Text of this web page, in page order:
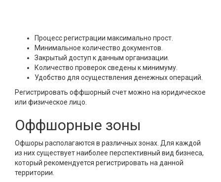
Процесс регистрации максимально прост.
Минимальное количество документов.
Закрытый доступ к данным организации.
Количество проверок сведены к минимуму.
Удобство для осуществления денежных операций.
Регистрировать оффшорный счет можно на юридическое
или физическое лицо.
Оффшорные зоны
Офшоры располагаются в различных зонах. Для каждой
из них существует наиболее перспективный вид бизнеса,
который рекомендуется регистрировать на данной
территории.